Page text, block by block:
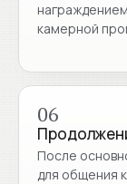
камерной
06
После
для общения